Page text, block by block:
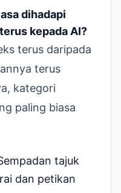
dihadapi
kepada AI?
terus daripada
terus
kategori
paling biasa
tajuk
dan petikan